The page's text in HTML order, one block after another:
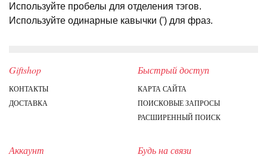
Используйте пробелы для отделения тэгов.
Используйте одинарные кавычки (') для фраз.
Giftshop
КОНТАКТЫ
ДОСТАВКА
Быстрый доступ
КАРТА САЙТА
ПОИСКОВЫЕ ЗАПРОСЫ
РАСШИРЕННЫЙ ПОИСК
Аккаунт Будь на связи